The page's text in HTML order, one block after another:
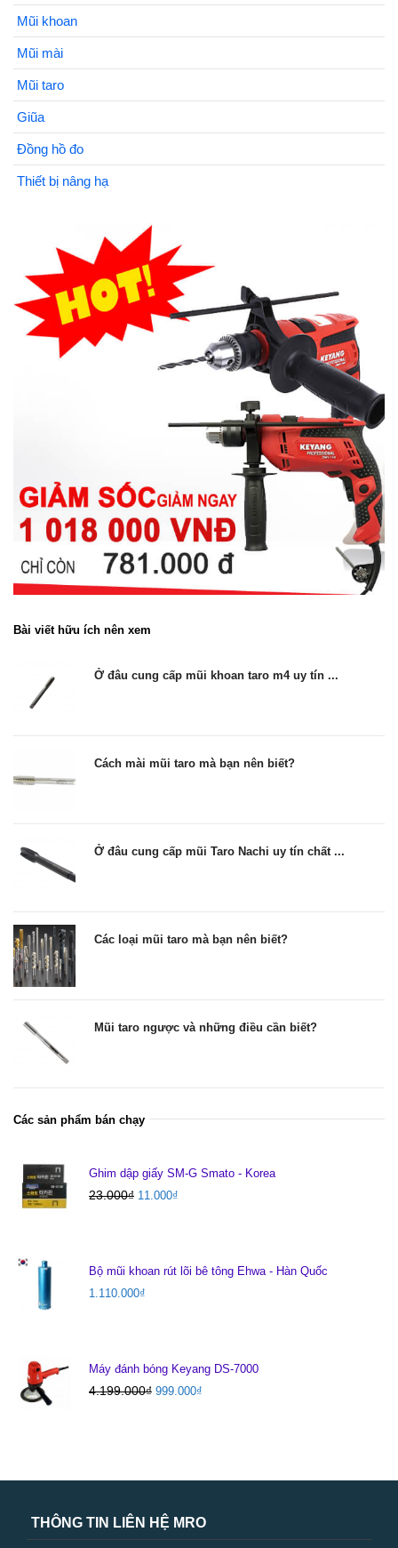
Mũi khoan
Mũi mài
Mũi taro
Giũa
Đồng hồ đo
Thiết bị nâng hạ
Bài viết hữu ích nên xem
Ở đâu cung cấp mũi khoan taro m4 uy tín ...
Cách mài mũi taro mà bạn nên biết?
Ở đâu cung cấp mũi Taro Nachi uy tín chất ...
Các loại mũi taro mà bạn nên biết?
Mũi taro ngược và những điều cần biết?
Các sản phẩm bán chạy
Ghim dập giấy SM-G Smato - Korea
23.000₫ 11.000₫
Bộ mũi khoan rút lõi bê tông Ehwa - Hàn Quốc
1.110.000₫
Máy đánh bóng Keyang DS-7000
4.199.000₫ 999.000₫
THÔNG TIN LIÊN HỆ MRO